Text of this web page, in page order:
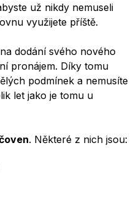
už nikdy nemuseli
využijete příště.
dodání svého nového
pronájem. Díky tomu
podmínek a nemusíte
let jako je tomu u
. Některé z nich jsou: